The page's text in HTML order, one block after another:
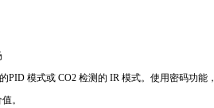
PID 模式或 CO2 检测的 IR 模式。使用密码功
。